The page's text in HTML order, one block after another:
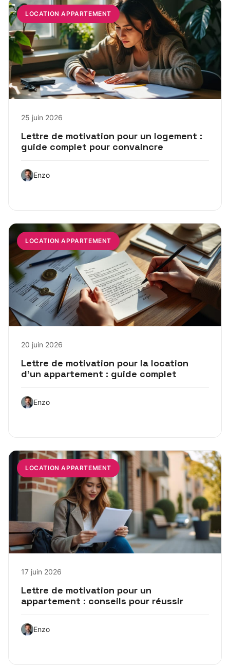
LOCATION APPARTEMENT
25 juin 2026
Lettre de motivation pour un logement :
guide complet pour convaincre
Enzo
LOCATION APPARTEMENT
20 juin 2026
Lettre de motivation pour la location
d’un appartement : guide complet
Enzo
LOCATION APPARTEMENT
17 juin 2026
Lettre de motivation pour un
appartement : conseils pour réussir
Enzo